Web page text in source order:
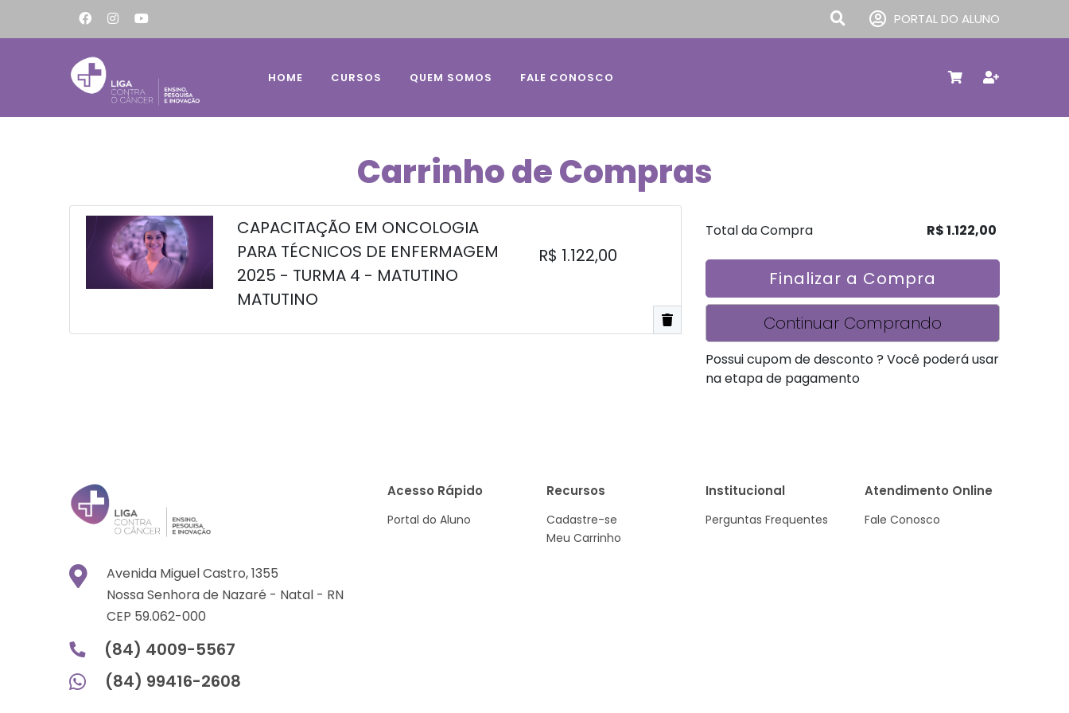
PORTAL DO ALUNO
HOME CURSOS QUEM SOMOS FALE CONOSCO
Carrinho de Compras
CAPACITAÇÃO EM ONCOLOGIA
PARA TÉCNICOS DE ENFERMAGEM
2025 - TURMA 4 - MATUTINO
MATUTINO
R$ 1.122,00
Total da Compra R$ 1.122,00
Finalizar a Compra
Continuar Comprando
Possui cupom de desconto ? Você poderá usar
na etapa de pagamento
Avenida Miguel Castro, 1355
Nossa Senhora de Nazaré - Natal - RN
CEP 59.062-000
(84) 4009-5567
(84) 99416-2608
Acesso Rápido
Portal do Aluno
Recursos
Cadastre-se
Meu Carrinho
Institucional
Perguntas Frequentes
Atendimento Online
Fale Conosco